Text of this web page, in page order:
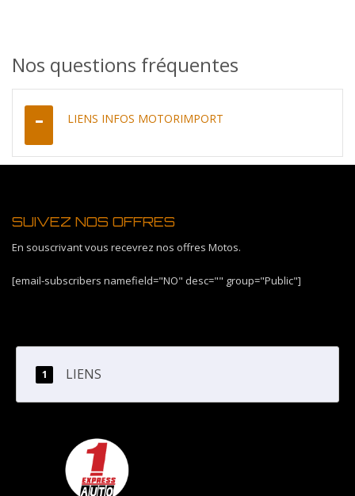
Nos questions fréquentes
LIENS INFOS MOTORIMPORT
SUIVEZ NOS OFFRES
En souscrivant vous recevrez nos offres Motos.
[email-subscribers namefield="NO" desc="" group="Public"]
LIENS